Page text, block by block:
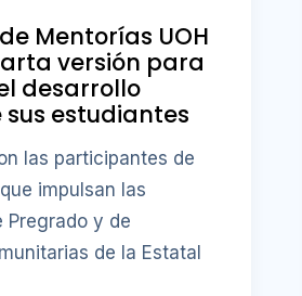
Mentorías UOH
versión para
desarrollo
estudiantes
las participantes de
impulsan las
Pregrado y de
de la Estatal